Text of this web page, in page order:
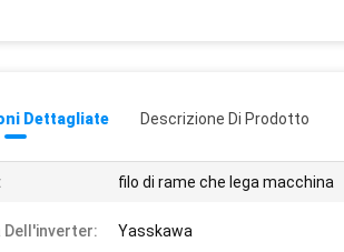
Dettagliate Descrizione Di Prodotto
filo di rame che lega macchina
Dell'inverter: Yasskawa